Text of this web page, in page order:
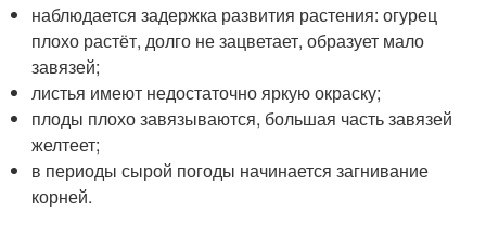
наблюдается задержка развития растения: огурец
плохо растёт, долго не зацветает, образует мало
завязей;
листья имеют недостаточно яркую окраску;
плоды плохо завязываются, большая часть завязей
желтеет;
в периоды сырой погоды начинается загнивание
корней.